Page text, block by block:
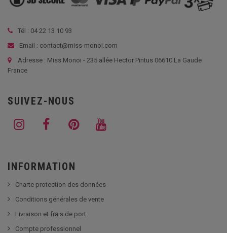
Tél : 04 22 13 10 93
Email : contact@miss-monoi.com
Adresse : Miss Monoi - 235 allée Hector Pintus 06610 La Gaude
France
SUIVEZ-NOUS
INFORMATION
Charte protection des données
Conditions générales de vente
Livraison et frais de port
Compte professionnel